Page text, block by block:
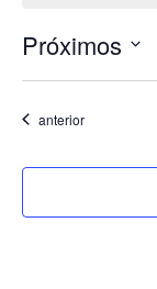
Próximos
data.Eventos
anterior